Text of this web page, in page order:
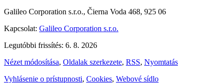
Galileo Corporation s.r.o., Čierna Voda 468, 925 06
Kapcsolat: Galileo Corporation s.r.o.
Legutóbbi frissítés: 6. 8. 2026
Nézet módosítása, Oldalak szerkezete, RSS, Nyomtatás
Vyhlásenie o prístupnosti, Cookies, Webové sídlo